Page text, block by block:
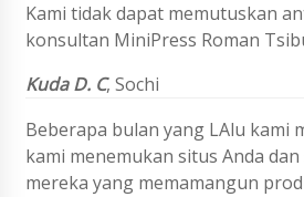
Kami tidak dapat memutuskan
konsultan MiniPress Roman
Kuda D. C, Sochi
Beberapa bulan yang LAlu kami
kami menemukan situs Anda
mereka yang memamangun